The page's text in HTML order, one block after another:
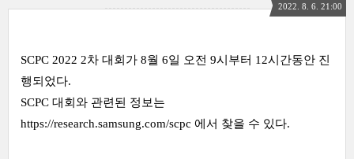
2022. 8. 6. 21:00
SCPC 2022 2차 대회가 8월 6일 오전 9시부터 12시간동안 진
행되었다.
SCPC 대회와 관련된 정보는
https://research.samsung.com/scpc 에서 찾을 수 있다.